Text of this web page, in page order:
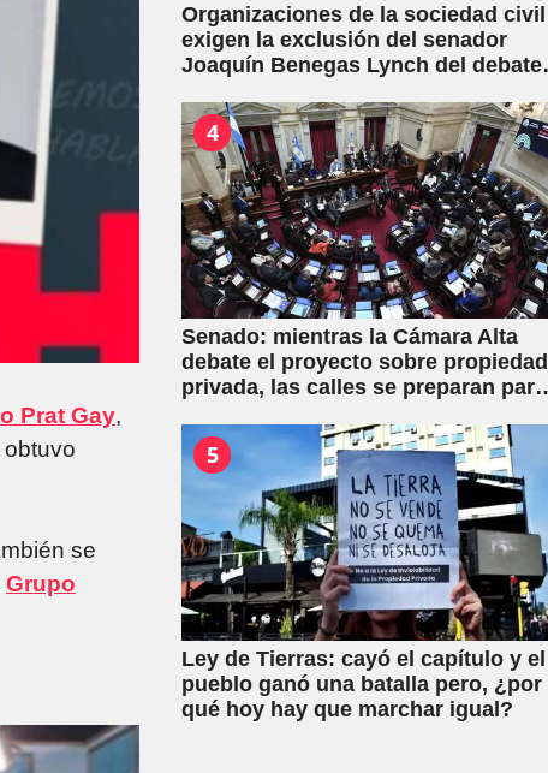
Prat Gay,
se
Grupo
Organizaciones de la sociedad civil
exigen la exclusión del senador
Joaquín Benegas Lynch del debate
por conflicto de intereses
4
Senado: mientras la Cámara Alta
debate el proyecto sobre propiedad
privada, las calles se preparan para
5
Ley de Tierras: cayó el capítulo y el
pueblo ganó una batalla pero, ¿por
qué hoy hay que marchar igual?